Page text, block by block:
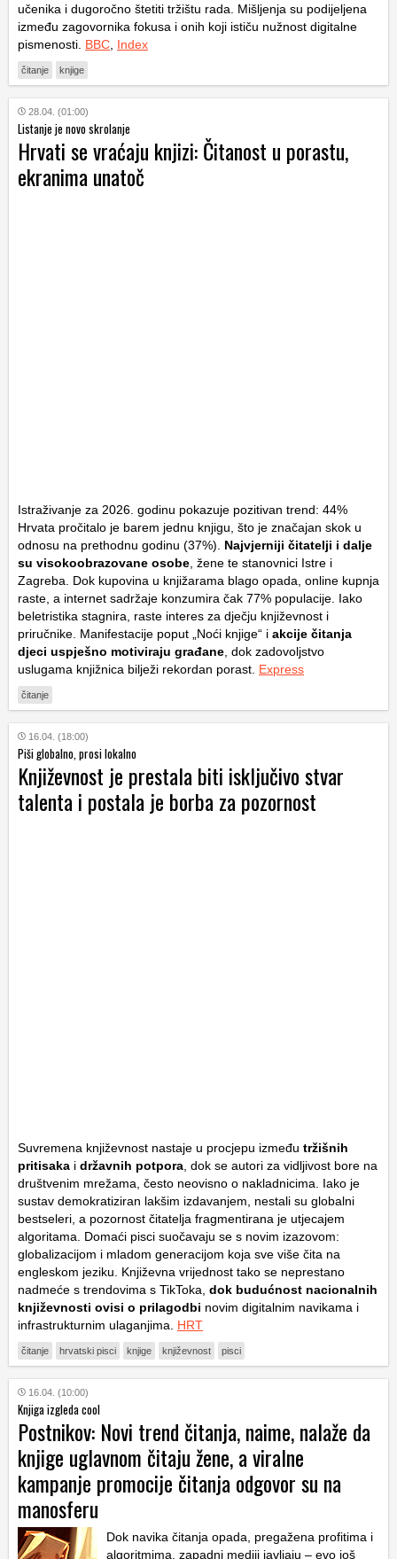
učenika i dugoročno štetiti tržištu rada. Mišljenja su podijeljena
između zagovornika fokusa i onih koji ističu nužnost digitalne
pismenosti. BBC Index
čitanje knjige
28.04. (01:00)
Listanje je novo skrolanje
Hrvati se vraćaju knjizi: Čitanost u porastu,
ekranima unatoč
Istraživanje za 2026. godinu pokazuje pozitivan trend: 44%
Hrvata pročitalo je barem jednu knjigu, što je značajan skok u
odnosu na prethodnu godinu (37%). Najvjerniji čitatelji i dalje
su visokoobrazovane osobe , žene te stanovnici Istre i
Zagreba. Dok kupovina u knjižarama blago opada, online kupnja
raste, a internet sadržaje konzumira čak 77% populacije. Iako
beletristika stagnira, raste interes za dječju književnost i
priručnike. Manifestacije poput „Noći knjige“ i akcije čitanja
djeci uspješno motiviraju građane , dok zadovoljstvo
uslugama knjižnica bilježi rekordan porast. Express
čitanje
16.04. (18:00)
Piši globalno, prosi lokalno
Književnost je prestala biti isključivo stvar
talenta i postala je borba za pozornost
Suvremena književnost nastaje u procjepu između tržišnih
pritisaka i državnih potpora, dok se autori za vidljivost bore na
društvenim mrežama, često neovisno o nakladnicima. Iako je
sustav demokratiziran lakšim izdavanjem, nestali su globalni
bestseleri, a pozornost čitatelja fragmentirana je utjecajem
algoritama. Domaći pisci suočavaju se s novim izazovom:
globalizacijom i mladom generacijom koja sve više čita na
engleskom jeziku. Književna vrijednost tako se neprestano
nadmeće s trendovima s TikToka, dok budućnost nacionalnih
književnosti ovisi o prilagodbi novim digitalnim navikama i
infrastrukturnim ulaganjima. HRT
čitanje hrvatski pisci knjige književnost pisci
16.04. (10:00)
Knjiga izgleda cool
Postnikov: Novi trend čitanja, naime, nalaže da
knjige uglavnom čitaju žene, a viralne
kampanje promocije čitanja odgovor su na
manosferu
Dok navika čitanja opada, pregažena profitima i
algoritmima, zapadni mediji javljaju – evo još